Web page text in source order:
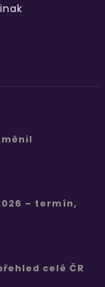
– termín,
celé ČR